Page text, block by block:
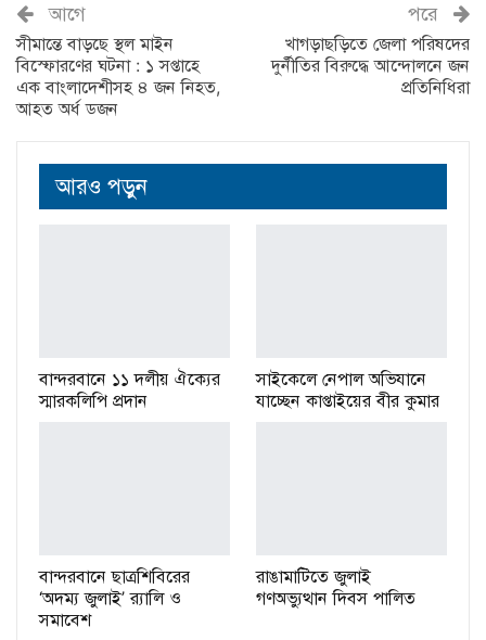
আগে
সীমান্তে বাড়ছে স্থল মাইন
বিস্ফোরণের ঘটনা : ১ সপ্তাহে
এক বাংলাদেশীসহ ৪ জন নিহত,
আহত অর্ধ ডজন
পরে
খাগড়াছড়িতে জেলা পরিষদের
দুর্নীতির বিরুদ্ধে আন্দোলনে জন
প্রতিনিধিরা
আরও পড়ুন
বান্দরবানে ১১ দলীয় ঐক্যের
স্মারকলিপি প্রদান
সাইকেলে নেপাল অভিযানে
যাচ্ছেন কাপ্তাইয়ের বীর কুমার
বান্দরবানে ছাত্রশিবিরের
‘অদম্য জুলাই’ র‌্যালি ও
সমাবেশ
রাঙামাটিতে জুলাই
গণঅভ্যুত্থান দিবস পালিত